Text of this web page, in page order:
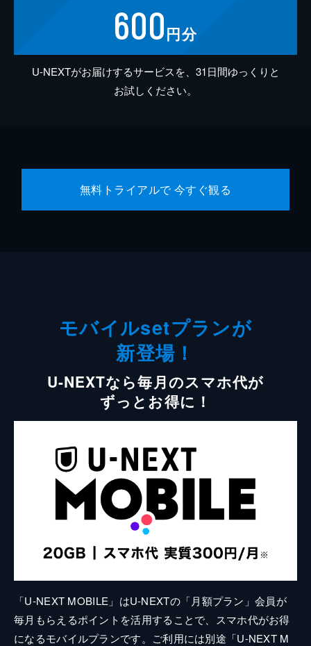
600円分
U-NEXTがお届けするサービスを、31日間ゆっくりと
お試しください。
無料トライアルで 今すぐ観る
モバイルsetプランが
新登場！
U-NEXTなら毎月のスマホ代が
ずっとお得に！
「U-NEXT MOBILE」はU-NEXTの「月額プラン」会員が
毎月もらえるポイントを活用することで、スマホ代がお得
になるモバイルプランです。ご利用には別途「U-NEXT M